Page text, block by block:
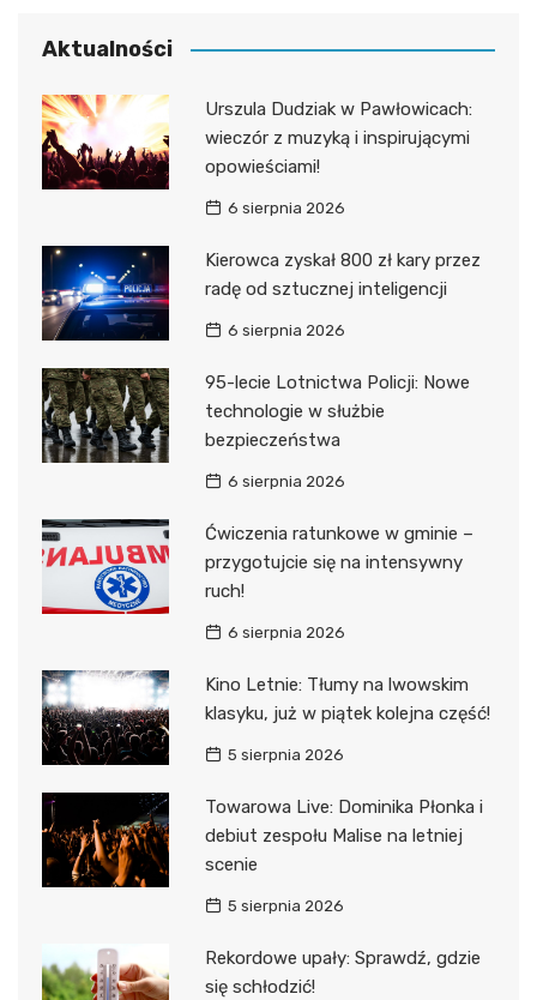
Aktualności
Urszula Dudziak w Pawłowicach:
wieczór z muzyką i inspirującymi
opowieściami!
6 sierpnia 2026
Kierowca zyskał 800 zł kary przez
radę od sztucznej inteligencji
6 sierpnia 2026
95-lecie Lotnictwa Policji: Nowe
technologie w służbie
bezpieczeństwa
6 sierpnia 2026
Ćwiczenia ratunkowe w gminie –
przygotujcie się na intensywny
ruch!
6 sierpnia 2026
Kino Letnie: Tłumy na lwowskim
klasyku, już w piątek kolejna część!
5 sierpnia 2026
Towarowa Live: Dominika Płonka i
debiut zespołu Malise na letniej
scenie
5 sierpnia 2026
Rekordowe upały: Sprawdź, gdzie
się schłodzić!